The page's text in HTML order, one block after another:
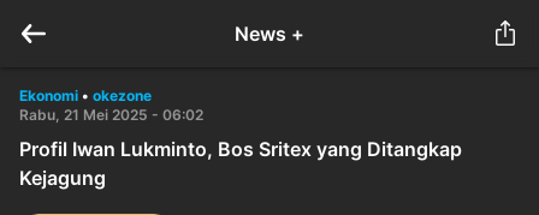
News +
Ekonomi • okezone
Rabu, 21 Mei 2025 - 06:02
Profil Iwan Lukminto, Bos Sritex yang Ditangkap
Kejagung